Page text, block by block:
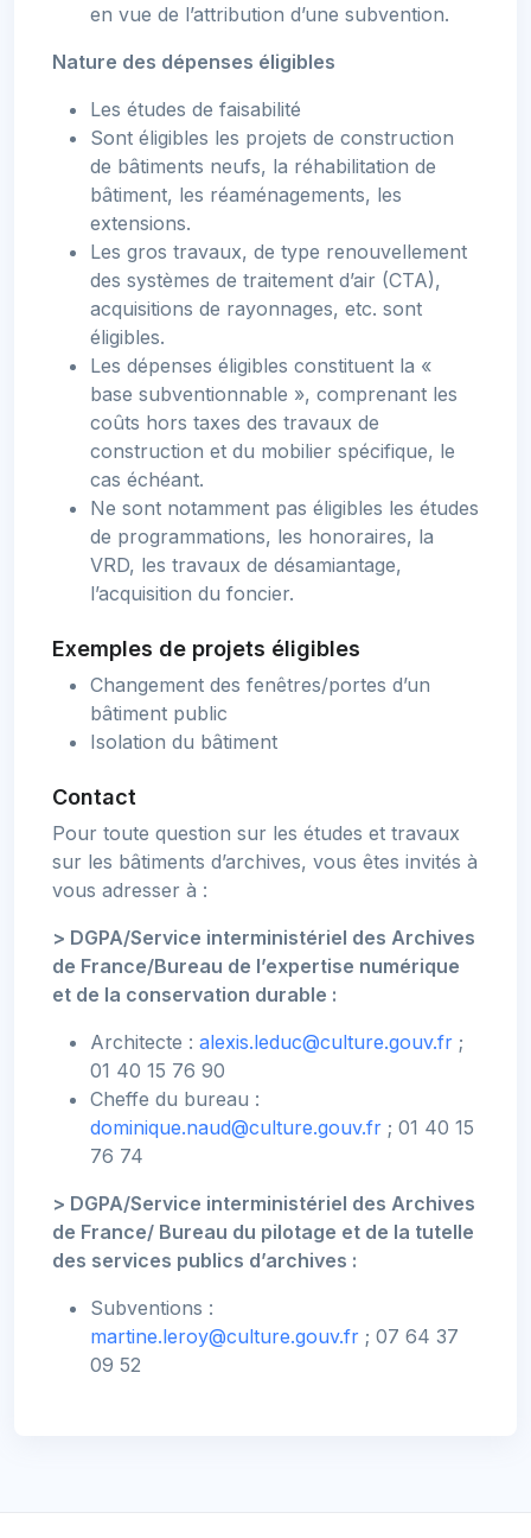
en vue de l’attribution d’une subvention.
Nature des dépenses éligibles
Les études de faisabilité
Sont éligibles les projets de construction
de bâtiments neufs, la réhabilitation de
bâtiment, les réaménagements, les
extensions.
Les gros travaux, de type renouvellement
des systèmes de traitement d’air (CTA),
acquisitions de rayonnages, etc. sont
éligibles.
Les dépenses éligibles constituent la «
base subventionnable », comprenant les
coûts hors taxes des travaux de
construction et du mobilier spécifique, le
cas échéant.
Ne sont notamment pas éligibles les études
de programmations, les honoraires, la
VRD, les travaux de désamiantage,
l’acquisition du foncier.
Exemples de projets éligibles
Changement des fenêtres/portes d’un
bâtiment public
Isolation du bâtiment
Contact
Pour toute question sur les études et travaux
sur les bâtiments d’archives, vous êtes invités à
vous adresser à :
> DGPA/Service interministériel des Archives
de France/Bureau de l’expertise numérique
et de la conservation durable :
Architecte : alexis.leduc@culture.gouv.fr ;
01 40 15 76 90
Cheffe du bureau :
dominique.naud@culture.gouv.fr ; 01 40 15
76 74
> DGPA/Service interministériel des Archives
de France/ Bureau du pilotage et de la tutelle
des services publics d’archives :
Subventions :
martine.leroy@culture.gouv.fr ; 07 64 37
09 52